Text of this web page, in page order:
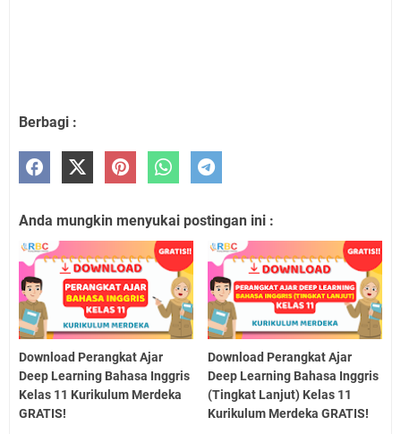
Berbagi :
Anda mungkin menyukai postingan ini :
Download Perangkat Ajar
Deep Learning Bahasa Inggris
Kelas 11 Kurikulum Merdeka
GRATIS!
Download Perangkat Ajar
Deep Learning Bahasa Inggris
(Tingkat Lanjut) Kelas 11
Kurikulum Merdeka GRATIS!